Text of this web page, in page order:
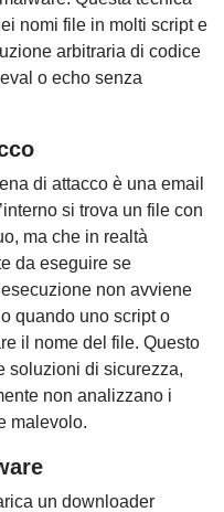
nomi file in molti script e
arbitraria di codice
o echo senza
di attacco è una email
si trova un file con
ma che in realtà
da eseguire se
non avviene
quando uno script o
il nome del file. Questo
soluzioni di sicurezza,
non analizzano i
malevolo.
un downloader